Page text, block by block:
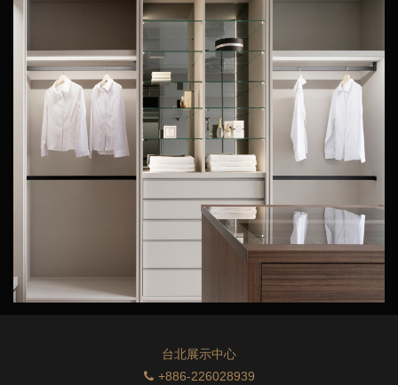
台北展示中心
+886-226028939